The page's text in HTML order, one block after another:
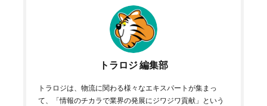
トラロジ 編集部
トラロジは、物流に関わる様々なエキスパートが集まっ
て、「情報のチカラで業界の発展にジワジワ貢献」という